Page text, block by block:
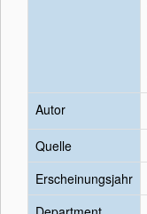
Autor
Quelle
Erscheinungsjahr